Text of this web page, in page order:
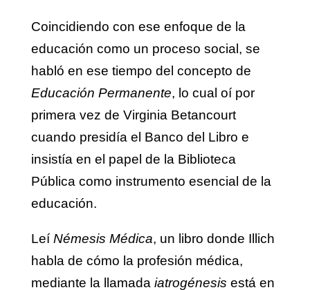
Coincidiendo con ese enfoque de la
educación como un proceso social, se
habló en ese tiempo del concepto de
Educación Permanente, lo cual oí por
primera vez de Virginia Betancourt
cuando presidía el Banco del Libro e
insistía en el papel de la Biblioteca
Pública como instrumento esencial de la
educación.
Leí Némesis Médica, un libro donde Illich
habla de cómo la profesión médica,
mediante la llamada iatrogénesis está en